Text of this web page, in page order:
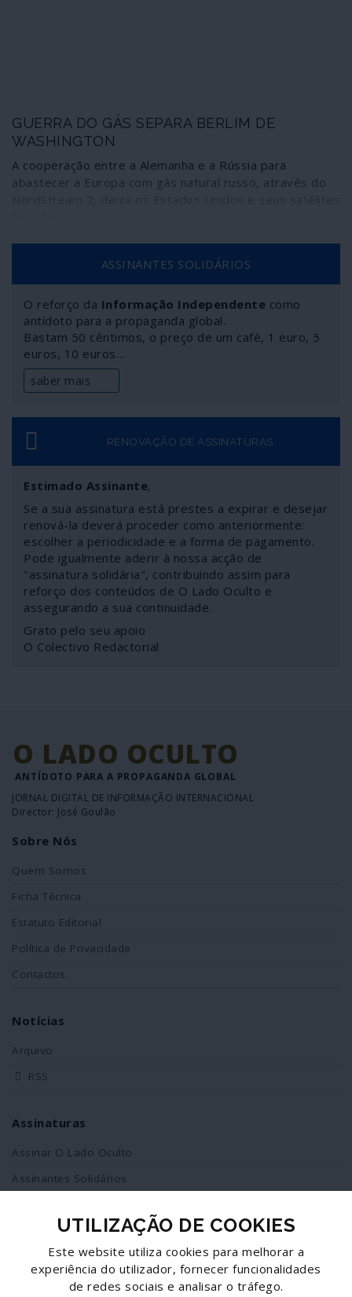
GUERRA DO GÁS SEPARA BERLIM DE
WASHINGTON
A cooperação entre a Alemanha e a Rússia para
abastecer a Europa com gás natural russo, através do
ASSINANTES SOLIDÁRIOS
O reforço da Informação Independente como
antídoto para a propaganda global.
Bastam 50 cêntimos, o preço de um café, 1 euro, 5
euros, 10 euros…
saber mais
RENOVAÇÃO DE ASSINATURAS
Estimado Assinante,
Se a sua assinatura está prestes a expirar e desejar
renová-la deverá proceder como anteriormente:
escolher a periodicidade e a forma de pagamento.
Pode igualmente aderir à nossa acção de
"assinatura solidária", contribuindo assim para
reforço dos conteúdos de O Lado Oculto e
assegurando a sua continuidade.
Grato pelo seu apoio
O Colectivo Redactorial
O LADO OCULTO
ANTÍDOTO PARA A PROPAGANDA GLOBAL
JORNAL DIGITAL DE INFORMAÇÃO INTERNACIONAL
Director: José Goulão
Sobre Nós
Quem Somos
Ficha Técnica
Estatuto Editorial
Política de Privacidade
Contactos
Notícias
Arquivo
RSS
Assinaturas
Assinar O Lado Oculto
Assinantes Solidários
Redes Sociais
Siga-nos no facebook
UTILIZAÇÃO DE COOKIES
Este website utiliza cookies para melhorar a
experiência do utilizador, fornecer funcionalidades
de redes sociais e analisar o tráfego.